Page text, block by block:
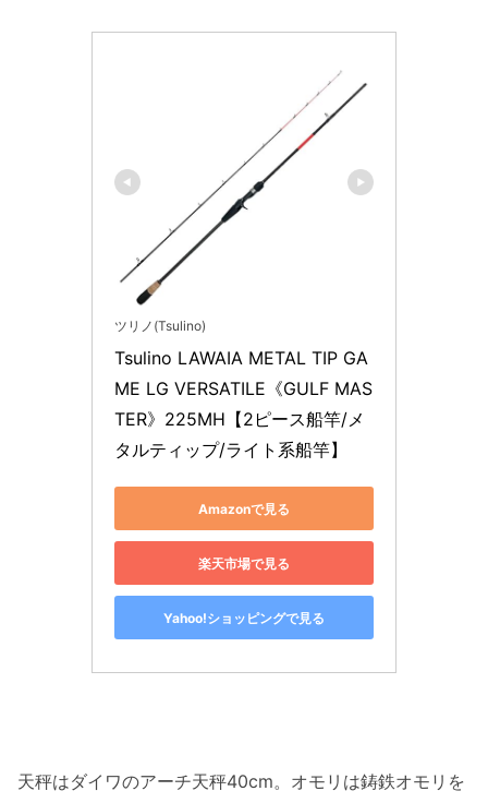
ツリノ(Tsulino)
Tsulino LAWAIA METAL TIP GA
ME LG VERSATILE《GULF MAS
TER》225MH【2ピース船竿/メ
タルティップ/ライト系船竿】
Amazonで見る
楽天市場で見る
Yahoo!ショッピングで見る
天秤はダイワのアーチ天秤40cm。オモリは鋳鉄オモリを